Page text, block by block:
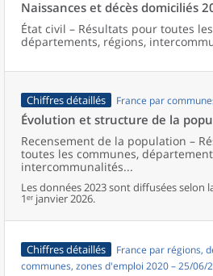
Naissances et décès domiciliés
État civil – Résultats pour toutes
départements, régions,
Chiffres détaillés France par
Évolution et structure de la
Recensement de la population –
toutes les communes,
intercommunalités...
Les données 2023 sont diffusées selon
1ᵉʳ janvier 2026.
Chiffres détaillés
France par régions,
communes, zones d'emploi 2020 – 25/06/